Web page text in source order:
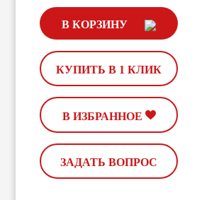
В КОРЗИНУ
КУПИТЬ В 1 КЛИК
В ИЗБРАННОЕ
ЗАДАТЬ ВОПРОС